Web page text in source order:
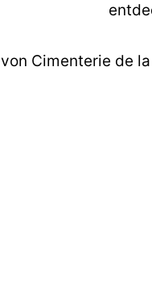
von Cimenterie de